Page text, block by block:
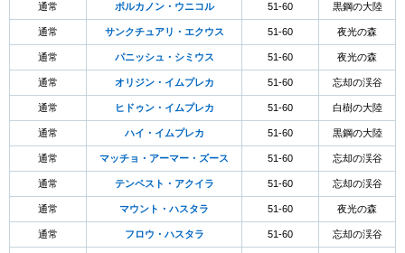
通常 ボルカノン・ウニコル 51-60 黒鋼の大陸
通常 サンクチュアリ・エクウス 51-60 夜光の森
通常 パニッシュ・シミウス 51-60 夜光の森
通常 オリジン・イムプレカ 51-60 忘却の渓谷
通常 ヒドゥン・イムプレカ 51-60 白樹の大陸
通常 ハイ・イムプレカ 51-60 黒鋼の大陸
通常 マッチョ・アーマー・ズース 51-60 忘却の渓谷
通常 テンペスト・アクイラ 51-60 忘却の渓谷
通常 マウント・ハスタラ 51-60 夜光の森
通常 フロウ・ハスタラ 51-60 忘却の渓谷